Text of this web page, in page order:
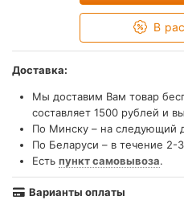
В
Доставка:
Мы доставим Вам товар
составляет 1500 рублей и
По Минску – на следующий
По Беларуси – в течение 2-
Есть пункт самовывоза.
Варианты оплаты